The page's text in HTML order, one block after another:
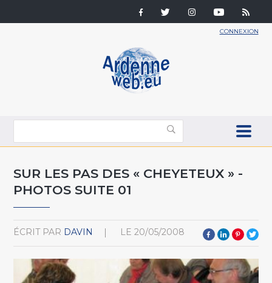
CONNEXION
SUR LES PAS DES « CHEYETEUX » -
PHOTOS SUITE 01
ÉCRIT PAR DAVIN LE 20/05/2008